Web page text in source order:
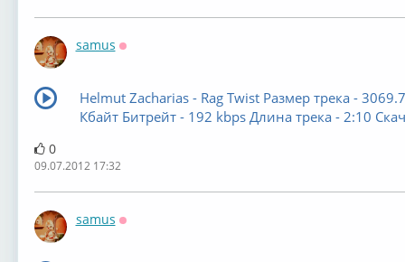
samus
Helmut Zacharias - Rag Twist Размер трека - 3069.7
Кбайт Битрейт - 192 kbps Длина трека - 2:10
0
09.07.2012 17:32
samus